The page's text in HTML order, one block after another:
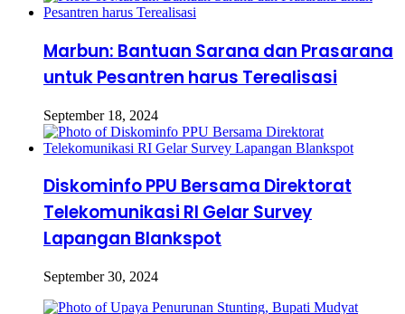
Marbun: Bantuan Sarana dan Prasarana
untuk Pesantren harus Terealisasi
September 18, 2024
Diskominfo PPU Bersama Direktorat
Telekomunikasi RI Gelar Survey
Lapangan Blankspot
September 30, 2024